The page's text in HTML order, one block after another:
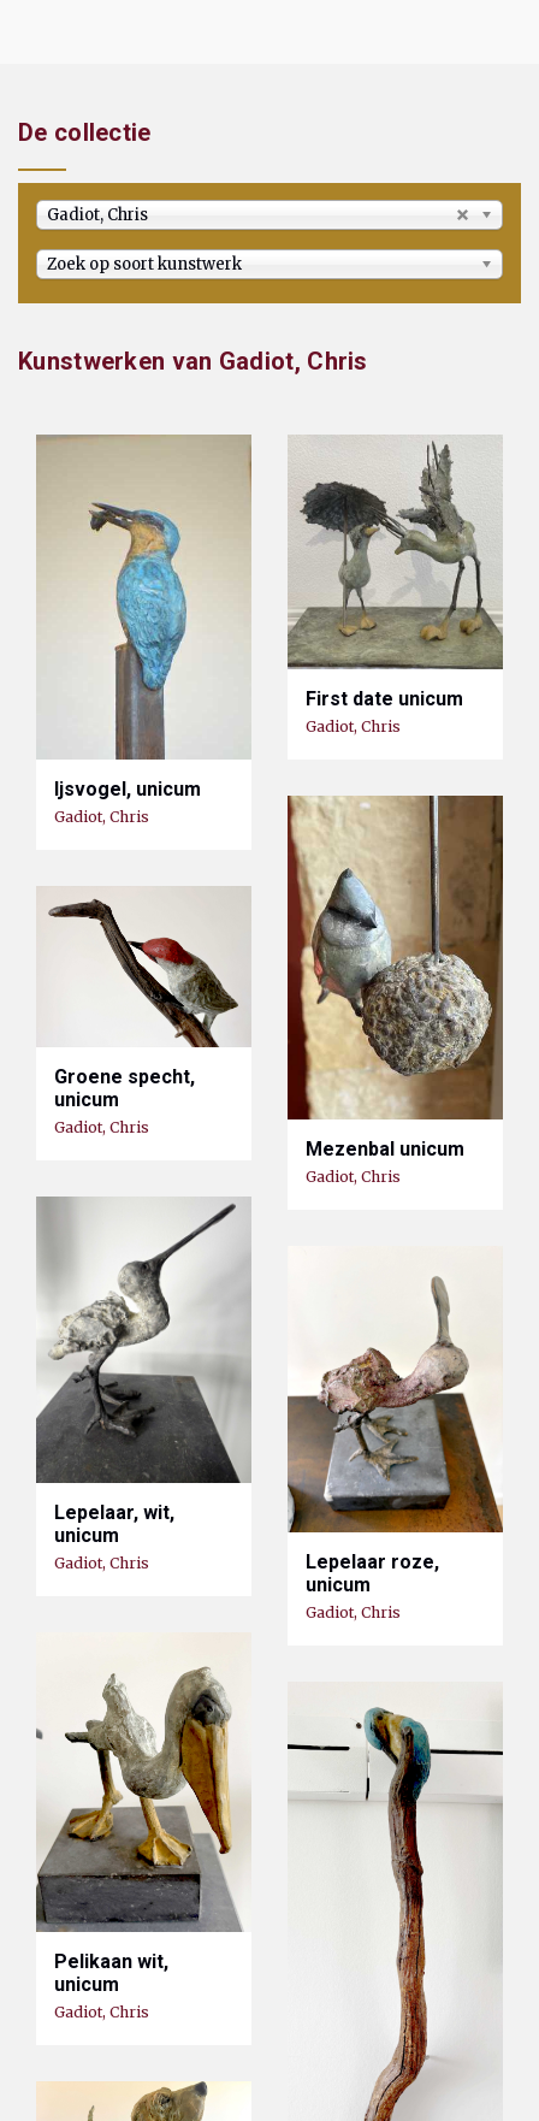
De collectie
Gadiot, Chris
Zoek op soort kunstwerk
Kunstwerken van Gadiot, Chris
Ijsvogel, unicum
Gadiot, Chris
First date unicum
Gadiot, Chris
Mezenbal unicum
Gadiot, Chris
Groene specht,
unicum
Gadiot, Chris
Lepelaar, wit,
unicum
Gadiot, Chris
Lepelaar roze,
unicum
Gadiot, Chris
Pelikaan wit,
unicum
Gadiot, Chris